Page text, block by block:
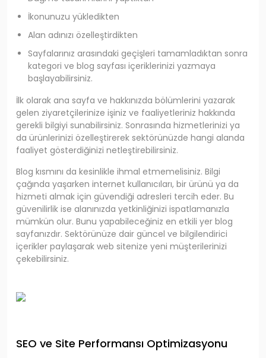
İkonunuzu yükledikten
Alan adınızı özelleştirdikten
Sayfalarınız arasındaki geçişleri tamamladıktan sonra
kategori ve blog sayfası içeriklerinizi yazmaya
başlayabilirsiniz.
İlk olarak ana sayfa ve hakkınızda bölümlerini yazarak
gelen ziyaretçilerinize işiniz ve faaliyetleriniz hakkında
gerekli bilgiyi sunabilirsiniz. Sonrasında hizmetlerinizi ya
da ürünlerinizi özelleştirerek sektörünüzde hangi alanda
faaliyet gösterdiğinizi netleştirebilirsiniz.
Blog kısmını da kesinlikle ihmal etmemelisiniz. Bilgi
çağında yaşarken internet kullanıcıları, bir ürünü ya da
hizmeti almak için güvendiği adresleri tercih eder. Bu
güvenilirlik ise alanınızda yetkinliğinizi ispatlamanızla
mümkün olur. Bunu yapabileceğiniz en etkili yer blog
sayfanızdır. Sektörünüze dair güncel ve bilgilendirici
içerikler paylaşarak web sitenize yeni müşterilerinizi
çekebilirsiniz.
SEO ve Site Performansı Optimizasyonu